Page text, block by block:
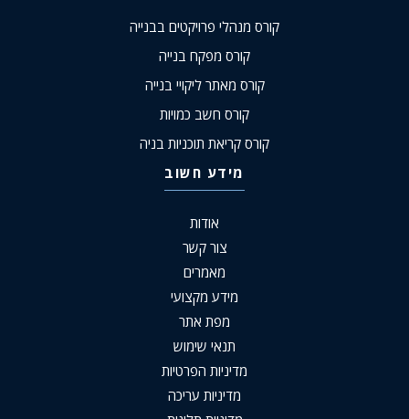
קורס מנהלי פרויקטים בבנייה
קורס מפקח בנייה
קורס מאתר ליקויי בנייה
קורס חשב כמויות
קורס קריאת תוכניות בניה
מידע חשוב
אודות
צור קשר
מאמרים
מידע מקצועי
מפת אתר
תנאי שימוש
מדיניות הפרטיות
מדיניות עריכה